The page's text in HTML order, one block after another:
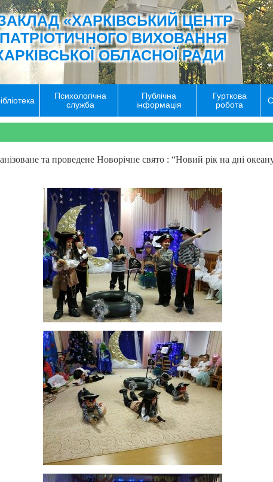
«ХАРКІВСЬКИЙ ЦЕНТР
ВИХОВАННЯ
ОБЛАСНОЇ РАДИ
Психологічна
служба
Публічна
інформація
Гурткова
робота
та проведене Новорічне свято : “Новий рік на дні